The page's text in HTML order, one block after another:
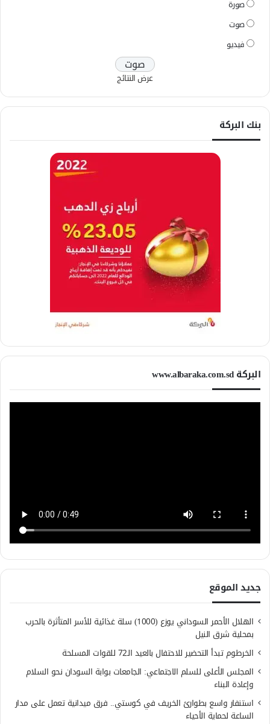
صورة
صوت
فيديو
عرض النتائج
بنك البركة
البركة www.albaraka.com.sd
جديد الموقع
الهلال الأحمر السوداني يوزع (1000) سلة غذائية للأسر المتأثرة بالحرب
بمحلية شرق النيل
الخرطوم تبدأ التحضير للاحتفال بالعيد الـ72 للقوات المسلحة
المجلس الأعلى للسلم الاجتماعي: الجامعات بوابة السودان نحو السلام
وإعادة البناء
استنفار واسع بطوارئ الخريف في كوستي.. فرق ميدانية تعمل على مدار
الساعة لحماية الأحياء